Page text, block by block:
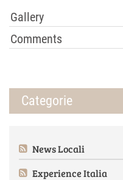
Gallery
Comments
Pleaseloginorregister
Categorie
News Locali
Experience Italia